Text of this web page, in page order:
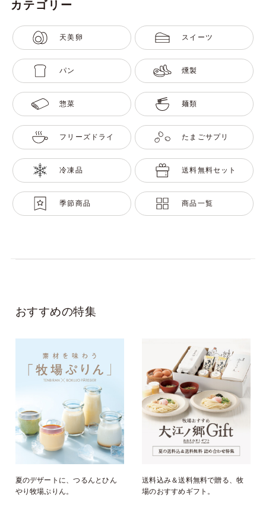
カテゴリー
天美卵 スイーツ
パン 燻製
惣菜 麺類
フリーズドライ たまごサプリ
冷凍品 送料無料セット
季節商品 商品一覧
おすすめの特集
夏のデザートに、つるんとひん
やり牧場ぷりん。
送料込み＆送料無料で贈る、牧
場のおすすめギフト。